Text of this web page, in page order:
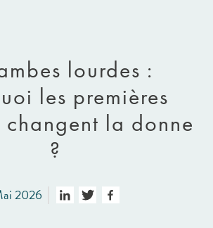
lourdes :
les premières
changent la donne
?
2026